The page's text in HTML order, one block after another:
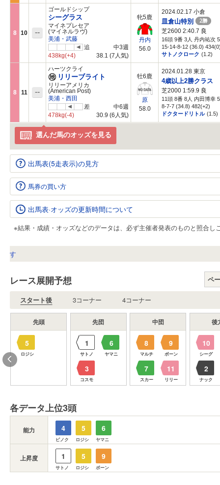
8 10 --
ゴールドシップ
シーグラス
マイネプレセア
(マイネルラヴ)
美浦・武藤
追
中3週
438kg(+4) 38.1 (7人気)
牝5鹿
丹内
56.0
2024.02.17 小倉
皿倉山特別 2勝
芝2600 2:40.7 良
16頭 9番 3人 丹内祐次
15-14-8-12 (36.0)
サトノクローク (1.2)
8 11 --
ハーツクライ
リリーブライト
リリーアメリカ
(American Post)
美浦・西田
差
中6週
478kg(-4) 30.9 (6人気)
牡6鹿
原
58.0
2024.01.28 東京
4歳以上2勝クラス
芝2000 1:59.9 良
11頭 8番 8人 内田博幸
8-7-7 (34.8) 482(+2)
ドクタードリトル (1.5)
選んだ馬のオッズを見る
出馬表(5走表示)の見方
馬券の買い方
出馬表·オッズの更新時間について
※結果・成績・オッズなどのデータは、必ず主催者発表のものと照合し
レース展開予想 ペ
スタート後 3コーナー 4コーナー
先頭
5
ロジシ
先団
1
サトノ
6
ヤマニ
3
コスモ
中団
8
マルチ
9
ボーン
7
スカー
11
リリー
後
10
シーグ
2
ナック
各データ上位3頭
能力 4
ピノク
5
ロジシ
6
ヤマニ
上昇度 1
サトノ
5
ロジシ
9
ボーン